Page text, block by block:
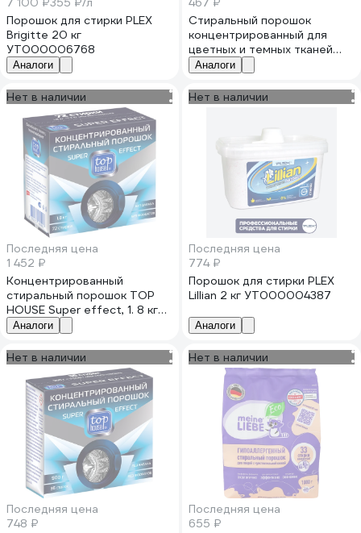
Порошок для стирки PLEX
Brigitte 20 кг
УТ000006768
Аналоги
Стиральный порошок
концентрированный для
цветных и темных тканей
REFLECT Colour 650 г
9339238001031 1015180000
Аналоги
Нет в наличии
Последняя цена
1 452 ₽
Концентрированный
стиральный порошок TOP
HOUSE Super effect, 1. 8 кг
180407
Аналоги
Нет в наличии
Последняя цена
774 ₽
Порошок для стирки PLEX
Lillian 2 кг УТ000004387
Аналоги
Нет в наличии
Последняя цена
748 ₽
Нет в наличии
Последняя цена
655 ₽